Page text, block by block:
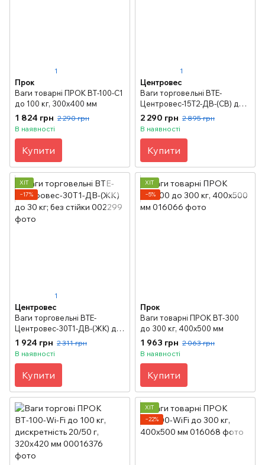
1
Прок
Ваги товарні ПРОК ВТ-100-С1
до 100 кг, 300х400 мм
1 824 грн 2 290 грн
В наявності
Купити
1
Центровес
Ваги торговельні ВТЕ-
Центровес-15Т2-ДВ-(СВ) до
15 кг, зі стійкою
2 290 грн 2 895 грн
В наявності
Купити
ХІТ
−17%
1
Центровес
Ваги торговельні ВТЕ-
Центровес-30Т1-ДВ-(ЖК) до
30 кг; без стійки
1 924 грн 2 311 грн
В наявності
Купити
ХІТ
−5%
Прок
Ваги товарні ПРОК ВТ-300
до 300 кг, 400х500 мм
1 963 грн 2 063 грн
В наявності
Купити
ХІТ
−22%